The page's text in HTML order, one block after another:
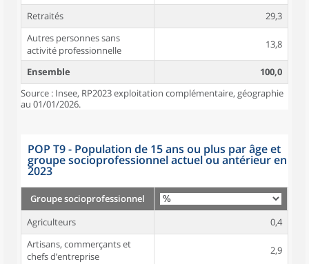
Retraités
29,3
Autres personnes sans
activité professionnelle
13,8
Ensemble
100,0
Source : Insee, RP2023 exploitation complémentaire, géographie
au 01/01/2026.
POP T9 - Population de 15 ans ou plus par âge et
groupe socioprofessionnel actuel ou antérieur en
2023
Groupe socioprofessionnel
Agriculteurs
0,4
Artisans, commerçants et
chefs d’entreprise
2,9